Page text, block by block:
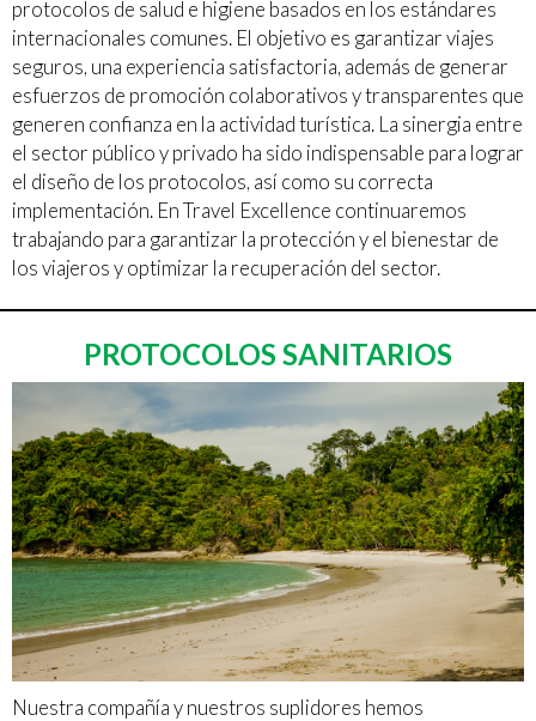
protocolos de salud e higiene basados en los estándares
internacionales comunes. El objetivo es garantizar viajes
seguros, una experiencia satisfactoria, además de generar
esfuerzos de promoción colaborativos y transparentes que
generen confianza en la actividad turística. La sinergia entre
el sector público y privado ha sido indispensable para lograr
el diseño de los protocolos, así como su correcta
implementación. En Travel Excellence continuaremos
trabajando para garantizar la protección y el bienestar de
los viajeros y optimizar la recuperación del sector.
PROTOCOLOS SANITARIOS
Nuestra compañía y nuestros suplidores hemos